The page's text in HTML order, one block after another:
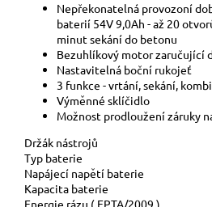
Nepřekonatelná provozoní
baterií 54V 9,0Ah - až 20
minut sekání do betonu
Bezuhlíkový motor zaručující
Nastavitelná boční rukojeť
3 funkce - vrtání, sekání,
Výměnné sklíčidlo
Možnost prodloužení záruky
Držák nástrojů
Typ baterie
Napájecí napětí baterie
Kapacita baterie
Energie rázu ( EPTA/2009 )